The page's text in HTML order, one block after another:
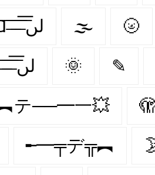
Ɑ͞ ̶͞ ̶͞ ̶͞ لں͞ 🌫️ 🌝
(‿ˠ‿) Ɑ͞ ̶͞ ̶͞ ̶͞ لں͞ 🌞 ✎
テ──━一💥
╾━╤デ╦︻